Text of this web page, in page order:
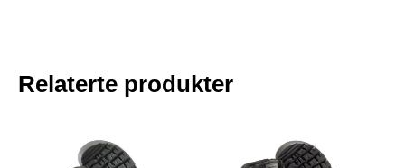
Relaterte produkter